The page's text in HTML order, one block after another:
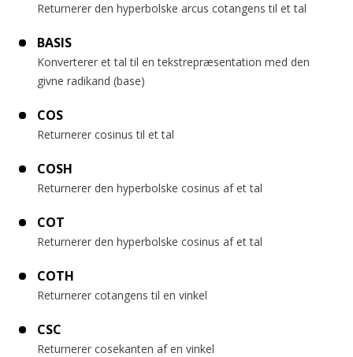
Returnerer den hyperbolske arcus cotangens til et tal
BASIS
Konverterer et tal til en tekstrepræsentation med den
givne radikand (base)
COS
Returnerer cosinus til et tal
COSH
Returnerer den hyperbolske cosinus af et tal
COT
Returnerer den hyperbolske cosinus af et tal
COTH
Returnerer cotangens til en vinkel
CSC
Returnerer cosekanten af en vinkel